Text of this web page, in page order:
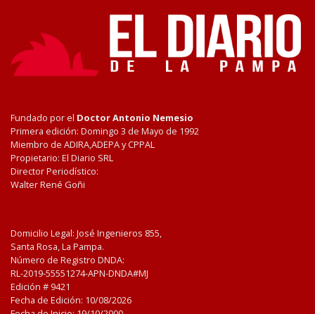
Fundado por el Doctor Antonio Nemesio
Primera edición: Domingo 3 de Mayo de 1992
Miembro de ADIRA,ADEPA y CPPAL
Propietario: El Diario SRL
Director Periodístico:
Walter René Goñi
Domicilio Legal: José Ingenieros 855,
Santa Rosa, La Pampa.
Número de Registro DNDA:
RL-2019-55551274-APN-DNDA#MJ
Edición # 9421
Fecha de Edición: 10/08/2026